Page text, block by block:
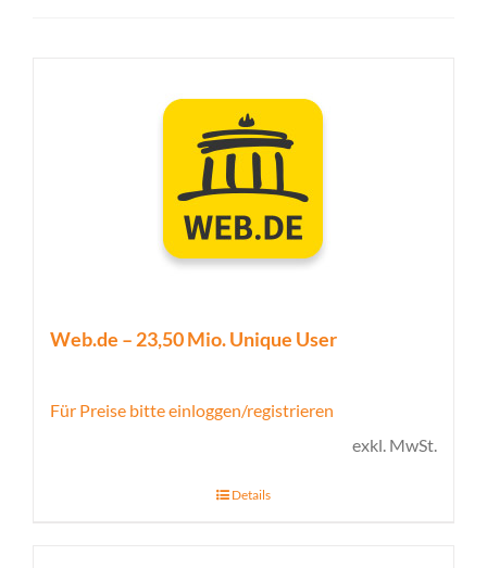
Web.de – 23,50 Mio. Unique User
Für Preise bitte einloggen/registrieren
exkl. MwSt.
Details